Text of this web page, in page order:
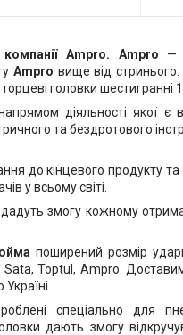
Ampro. Ampro —
Ampro вище від
головки шестигранні
діяльності якої є
та бездротового
до кінцевого продукту
у всьому світі.
змогу кожному
поширений розмір
Sata, Toptul, Ampro.
спеціально для
дають змогу